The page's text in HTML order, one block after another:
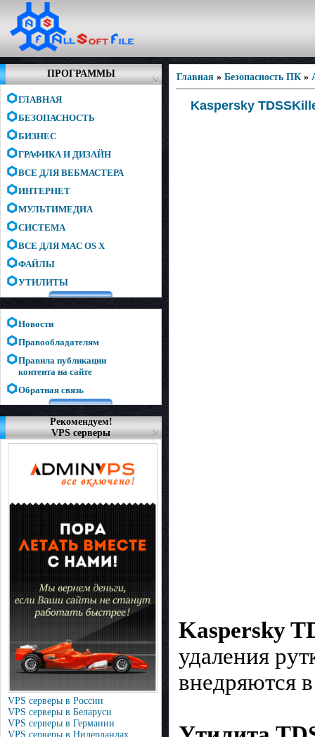
ПРОГРАММЫ
ГЛАВНАЯ
БЕЗОПАСНОСТЬ
БИЗНЕС
ГРАФИКА И ДИЗАЙН
ВСЕ ДЛЯ ВЕБМАСТЕРА
ИНТЕРНЕТ
МУЛЬТИМЕДИА
СИСТЕМА
ВСЕ ДЛЯ MAC OS X
ФАЙЛЫ
УТИЛИТЫ
Новости
Правообладателям
Правила публикации
контента на сайте
Обратная связь
Рекомендуем!
VPS серверы
VPS серверы в России
VPS серверы в Беларуси
VPS серверы в Германии
VPS серверы в Нидерландах
Главная » Безопасность ПК »
Kaspersky
Kaspersky
удаления
внедряются